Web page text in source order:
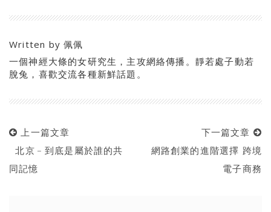
Written by佩佩
一個神經大條的女研究生，主攻網絡傳播。靜若處子動若
脫兔，喜歡交流各種新鮮話題。
上一篇文章
北京﹣到底是屬於誰的共
同記憶
下一篇文章
網路創業的進階選擇 跨境
電子商務